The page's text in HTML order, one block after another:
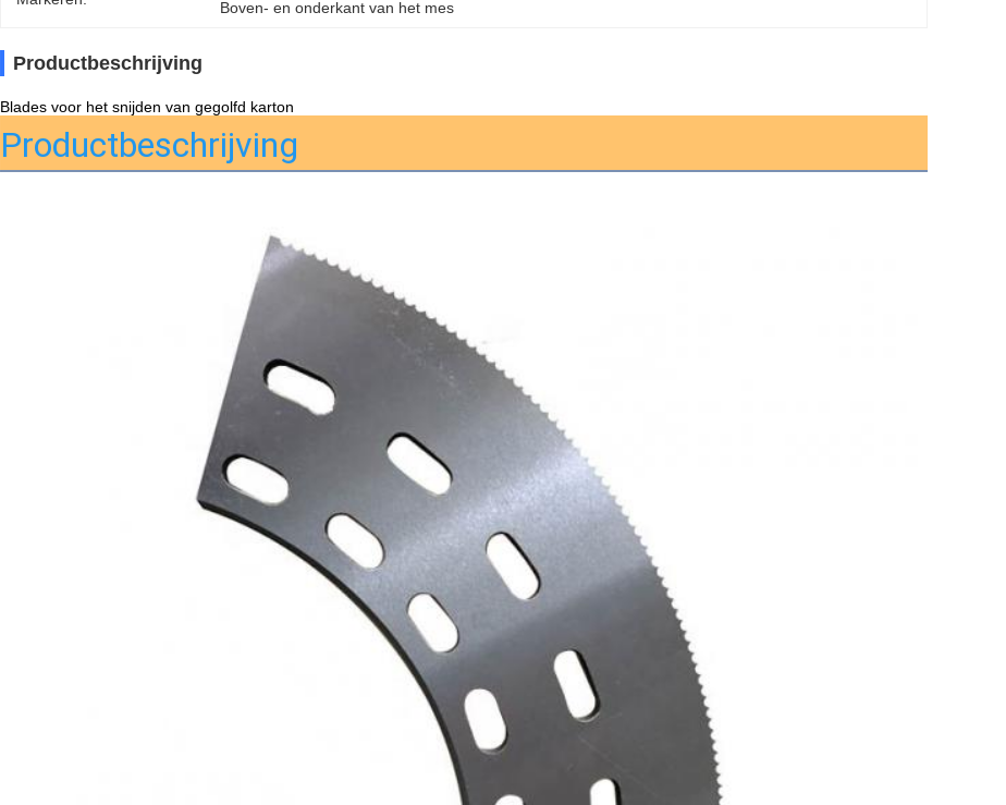
Boven- en onderkant van het mes
Productbeschrijving
Blades voor het snijden van gegolfd karton
Productbeschrijving